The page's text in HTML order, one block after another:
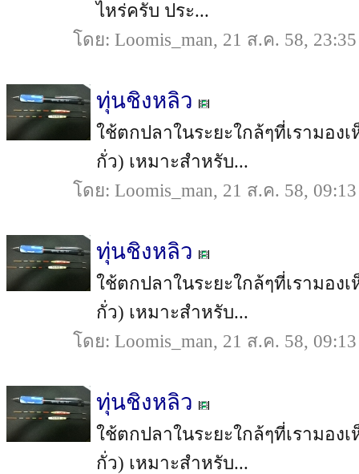
ไหร่ครับ ประ...
โดย: Loomis_man, 21 ส.ค. 58, 23:35
ทุ่นชิงหลิว
ใช้ตกปลาในระยะใกล้ๆที่เรามอ
กั่ว) เหมาะสำหรับ...
โดย: Loomis_man, 21 ส.ค. 58, 09:13
ทุ่นชิงหลิว
ใช้ตกปลาในระยะใกล้ๆที่เรามอ
กั่ว) เหมาะสำหรับ...
โดย: Loomis_man, 21 ส.ค. 58, 09:13
ทุ่นชิงหลิว
ใช้ตกปลาในระยะใกล้ๆที่เรามอ
กั่ว) เหมาะสำหรับ...